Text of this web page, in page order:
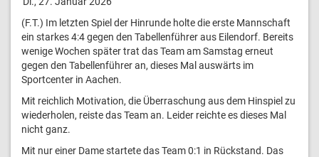
(F.T.) Im letzten Spiel der Hinrunde holte die erste Mannschaft
ein starkes 4:4 gegen den Tabellenführer aus Eilendorf. Bereits
wenige Wochen später trat das Team am Samstag erneut
gegen den Tabellenführer an, dieses Mal auswärts im
Sportcenter in Aachen.
Mit reichlich Motivation, die Überraschung aus dem Hinspiel zu
wiederholen, reiste das Team an. Leider reichte es dieses Mal
nicht ganz.
Mit nur einer Dame startete das Team 0:1 in Rückstand. Das